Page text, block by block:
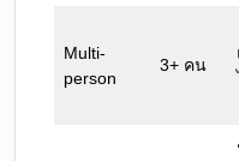
Multi-
person
3+ คน